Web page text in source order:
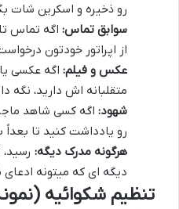
رو ذخیره و اسکرین شات
سوابق تماس: اگه تماس
از اپراتور خودتون
عکس و فیلم: اگه عکسی یا
متقلبانه اش دارید، نگه
شهود: اگه کسی شاهد
رو یادداشت کنید تا
هرگونه مدرک دیگه:
دیگه ای که میتونه
تنظیم شکوائیه